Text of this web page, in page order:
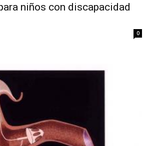
niños con discapacidad
0